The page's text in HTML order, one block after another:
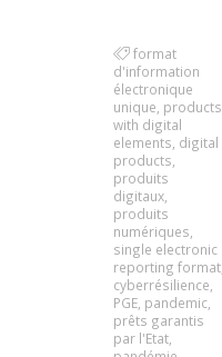
format
d'information
électronique
unique products
with digital
elements digital
products
produits
digitaux
produits
numériques
single electronic
reporting format
cyberrésilience
PGE pandemic
prêts garantis
par l'Etat